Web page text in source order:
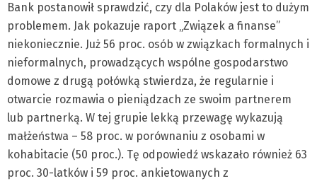
Bank postanowił sprawdzić, czy dla Polaków jest to dużym
problemem. Jak pokazuje raport „Związek a finanse”
niekoniecznie. Już 56 proc. osób w związkach formalnych i
nieformalnych, prowadzących wspólne gospodarstwo
domowe z drugą połówką stwierdza, że regularnie i
otwarcie rozmawia o pieniądzach ze swoim partnerem
lub partnerką. W tej grupie lekką przewagę wykazują
małżeństwa – 58 proc. w porównaniu z osobami w
kohabitacie (50 proc.). Tę odpowiedź wskazało również 63
proc. 30-latków i 59 proc. ankietowanych z